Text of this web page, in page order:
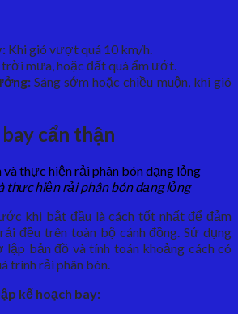
Khi gió vượt quá 10 km/h.
trời mưa, hoặc đất quá ẩm ướt.
Sáng sớm hoặc chiều muộn, khi gió
cẩn thận
thực hiện rải phân bón dạng lỏng
khi bắt đầu là cách tốt nhất để đảm
đều trên toàn bộ cánh đồng. Sử dụng
lập bản đồ và tính toán khoảng cách có
trình rải phân bón.
kế hoạch bay: